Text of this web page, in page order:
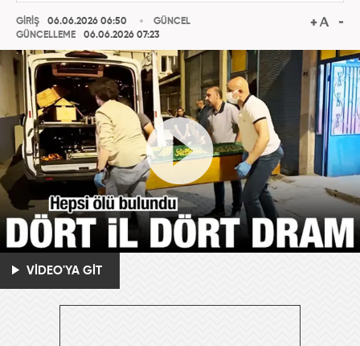
GİRİŞ
06.06.2026 06:50
GÜNCELLEME
06.06.2026 07:23
GÜNCEL
VİDEO'YA GİT